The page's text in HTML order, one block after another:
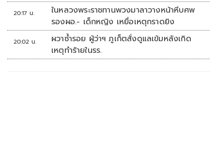
20:17 น.
ในหลวงพระราชทานพวงมาลาวางหน้าหีบศพ
รองผอ.- เด็กหญิง เหยื่อเหตุกราดยิง
20:02 น.
ผวาซ้ำรอย ผู้ว่าฯ ภูเก็ตสั่งดูแลเข้มหลังเกิด
เหตุทำร้ายในรร.